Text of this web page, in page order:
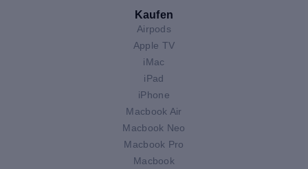
Kaufen
Airpods
Apple TV
iMac
iPad
iPhone
Macbook Air
Macbook Neo
Macbook Pro
Macbook